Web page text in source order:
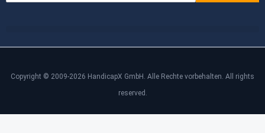
Copyright © 2009-2026 HandicapX GmbH. Alle Rechte vorbehalten. All rights
reserved.